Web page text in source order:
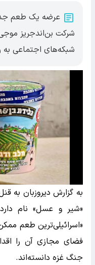
عرضه یک طعم
شرکت بن‌اندجریز موجی
شبکه‌های اجتماعی به
به گزارش دیروزبان به
«شیر و عسل» نام
«اسرائیلی‌ترین طعم
فضای مجازی آن را
جنگ غزه دانسته‌اند.